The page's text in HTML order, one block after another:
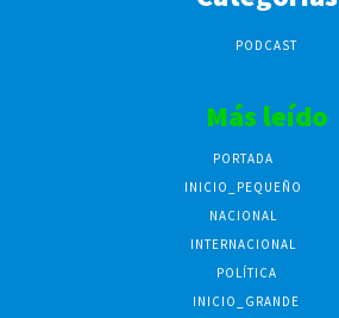
PODCAST
Más leído
PORTADA
INICIO_PEQUEÑO
NACIONAL
INTERNACIONAL
POLÍTICA
INICIO_GRANDE